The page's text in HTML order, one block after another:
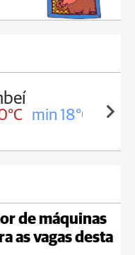
min 18°C
de máquinas
as vagas desta